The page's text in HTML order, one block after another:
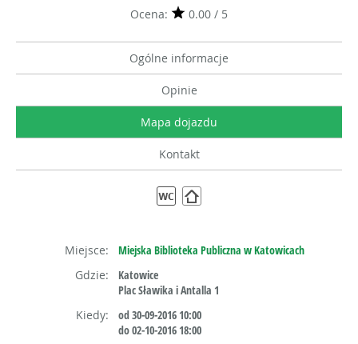
Ocena:
0.00 / 5
Ogólne informacje
Opinie
Mapa dojazdu
Kontakt
Miejsce:
Miejska Biblioteka Publiczna w Katowicach
Gdzie:
Katowice
Plac Sławika i Antalla 1
Kiedy:
od 30-09-2016 10:00
do 02-10-2016 18:00